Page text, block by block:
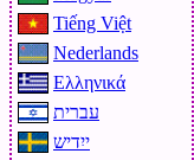
Tiếng Việt
Nederlands
Ελληνικά
עברית
ייִדיש